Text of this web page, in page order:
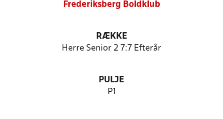
Frederiksberg Boldklub
RÆKKE
Herre Senior 2 7:7 Efterår
PULJE
P1